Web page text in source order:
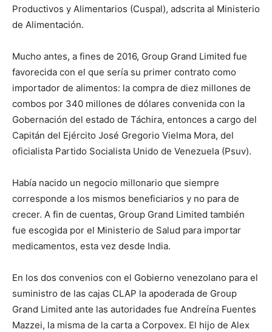
Productivos y Alimentarios (Cuspal), adscrita al Ministerio
de Alimentación.
Mucho antes, a fines de 2016, Group Grand Limited fue
favorecida con el que sería su primer contrato como
importador de alimentos: la compra de diez millones de
combos por 340 millones de dólares convenida con la
Gobernación del estado de Táchira, entonces a cargo del
Capitán del Ejército José Gregorio Vielma Mora, del
oficialista Partido Socialista Unido de Venezuela (Psuv).
Había nacido un negocio millonario que siempre
corresponde a los mismos beneficiarios y no para de
crecer. A fin de cuentas, Group Grand Limited también
fue escogida por el Ministerio de Salud para importar
medicamentos, esta vez desde India.
En los dos convenios con el Gobierno venezolano para el
suministro de las cajas CLAP la apoderada de Group
Grand Limited ante las autoridades fue Andreína Fuentes
Mazzei, la misma de la carta a Corpovex. El hijo de Alex